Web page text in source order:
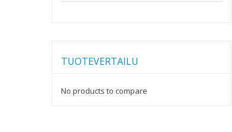
TUOTEVERTAILU
No products to compare